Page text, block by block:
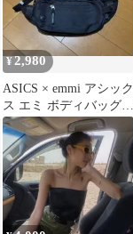
¥2,980
ASICS × emmi アシック
ス エミ ボディバッグ
ウエストバッグ バッグ